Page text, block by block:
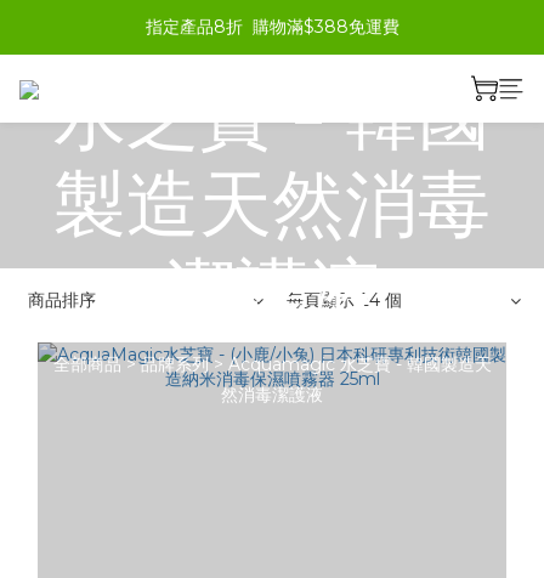
指定產品8折  購物滿$388免運費
Acquamagic
水芝寶 - 韓國
製造天然消毒
潔護液
全部商品>品牌系列> Acquamagic 水芝寶 - 韓國製造天
然消毒潔護液
商品排序 每頁顯示 24 個